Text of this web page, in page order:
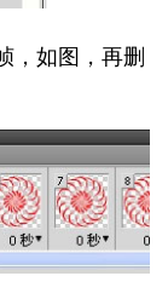
，如图，再删